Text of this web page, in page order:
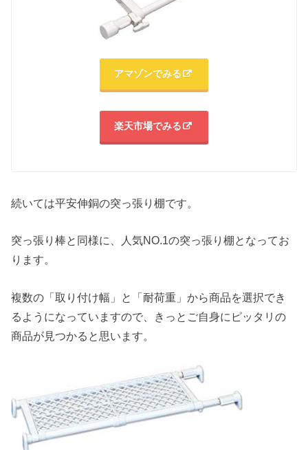
アマゾンでみる
楽天市場でみる
続いては平安伸銅の突っ張り棚です。
突っ張り棒と同様に、人気NO.1の突っ張り棚となってお
ります。
複数の「取り付け幅」と「耐荷重」から商品を選択でき
るようになっていますので、きっとご自身にピッタリの
商品が見つかると思います。